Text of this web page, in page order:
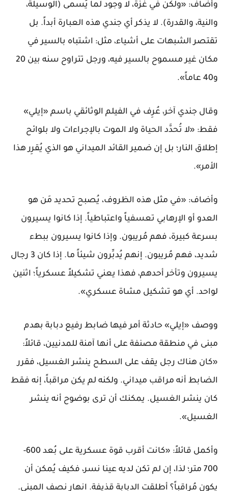
وأضاف: «ولكن في غزة، لا وجود لما يُسمى (الوسيلة،
والنية، والقدرة). لا يذكر أي جندي هذه العبارة أبداً. بل
تقتصر الشبهات على أشياء، مثل: اشتباه بالسير في
مكان غير مسموح بالسير فيه، ورجل تتراوح سنه بين 20
و40 عاماً».
وقال جندي آخر، عُرِف في الفيلم الوثائقي باسم «إيلي»
فقط: «لا تُحدَّد الحياة ولا الموت بالإجراءات ولا بلوائح
إطلاق النار؛ بل إن ضمير القائد الميداني هو الذي يُقرِر هذا
الأمر».
وأضاف: «في مثل هذه الظروف، يُصبح تحديد مَن هو
العدو أو الإرهابي تعسفياً واعتباطياً. إذا كانوا يسيرون
بسرعة كبيرة، فهم مُريبون. وإذا كانوا يسيرون ببطء
شديد، فهم مُريبون. إنهم يُدبِّرون شيئاً ما. إذا كان 3 رجال
يسيرون وتأخر أحدهم، فهذا يعني تشكيلاً عسكرياً؛ اثنين
لواحد. أي هو تشكيل مشاة عسكري».
ووصف «إيلي» حادثة أمر فيها ضابط رفيع دبابة بهدم
مبنى في منطقة مصنفة على أنها آمنة للمدنيين، قائلاً:
«كان هناك رجل يقف على السطح ينشر الغسيل، فقرر
الضابط أنه مراقب ميداني. ولكنه لم يكن مراقباً، إنه فقط
كان ينشر الغسيل. يمكنك أن ترى بوضوح أنه ينشر
الغسيل».
وأكمل قائلاً: «كانت أقرب قوة عسكرية على بُعد 600-
700 متر؛ لذا، إن لم تكن لديه عينا نسر، فكيف يُمكن أن
يكون مُراقباً؟ أطلقت الدبابة قذيفة. انهار نصف المبنى.